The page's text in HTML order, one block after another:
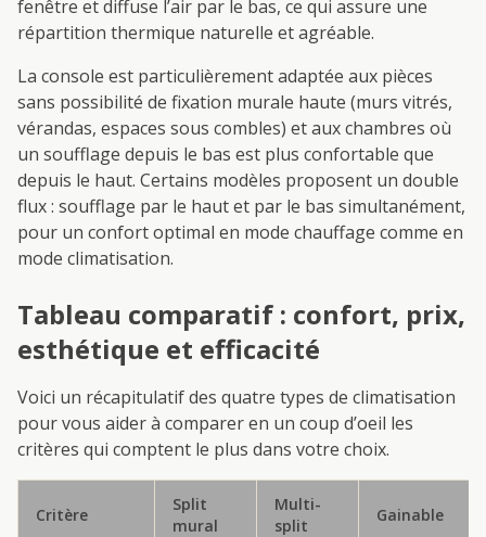
fenêtre et diffuse l’air par le bas, ce qui assure une
répartition thermique naturelle et agréable.
La console est particulièrement adaptée aux pièces
sans possibilité de fixation murale haute (murs vitrés,
vérandas, espaces sous combles) et aux chambres où
un soufflage depuis le bas est plus confortable que
depuis le haut. Certains modèles proposent un double
flux : soufflage par le haut et par le bas simultanément,
pour un confort optimal en mode chauffage comme en
mode climatisation.
Tableau comparatif : confort, prix,
esthétique et efficacité
Voici un récapitulatif des quatre types de climatisation
pour vous aider à comparer en un coup d’oeil les
critères qui comptent le plus dans votre choix.
Critère
Split
mural
Multi-
split
Gainable